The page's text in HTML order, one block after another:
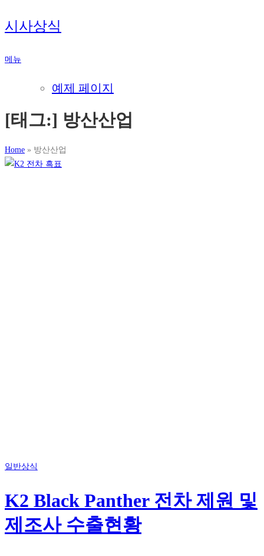
내
용
로
시사상식
메뉴
예제 페이지
[태그:] 방산산업
Home » 방산산업
일반상식
K2 Black Panther 전차 제원 및
제조사 수출현황